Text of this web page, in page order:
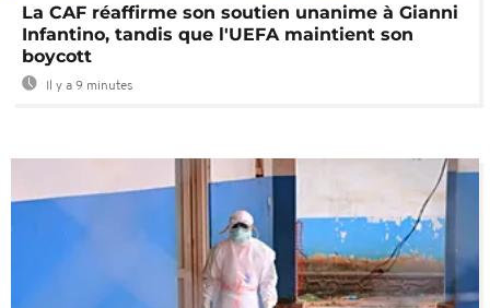
La CAF réaffirme son soutien unanime à Gianni
Infantino, tandis que l'UEFA maintient son
boycott
Il y a 9 minutes